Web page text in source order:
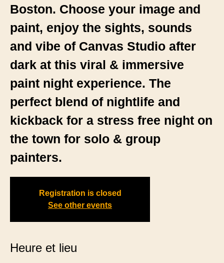
Boston. Choose your image and
paint, enjoy the sights, sounds
and vibe of Canvas Studio after
dark at this viral & immersive
paint night experience. The
perfect blend of nightlife and
kickback for a stress free night on
the town for solo & group
painters.
Registration is closed
See other events
Heure et lieu